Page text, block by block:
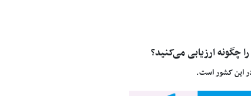
چگونه ارزیابی می‌کنید؟
این کشور است.